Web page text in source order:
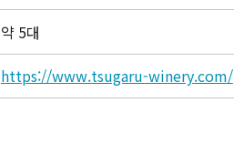
약 5대
https://www.tsugaru-winery.com/